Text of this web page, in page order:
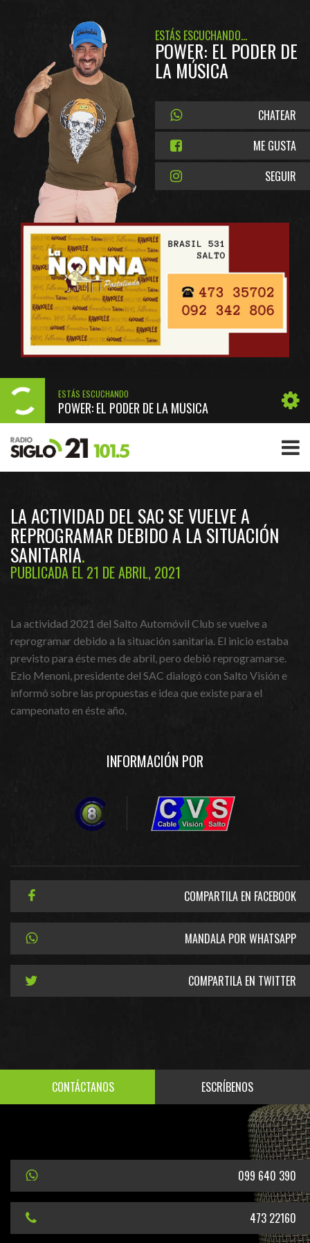
ESTÁS ESCUCHANDO...
POWER: EL PODER DE
LA MÚSICA
CHATEAR
ME GUSTA
SEGUIR
ESTÁS ESCUCHANDO
POWER: EL PODER DE LA MÚSICA
LA ACTIVIDAD DEL SAC SE VUELVE A
REPROGRAMAR DEBIDO A LA SITUACIÓN
SANITARIA
PUBLICADA EL 21 DE ABRIL, 2021
La actividad 2021 del Salto Automóvil Club se vuelve a
reprogramar debido a la situación sanitaria. El inicio estaba
previsto para éste mes de abril, pero debió reprogramarse.
Ezio Menoni, presidente del SAC dialogó con Salto Visión e
informó sobre las propuestas e idea que existe para el
campeonato en éste año.
INFORMACIÓN POR
COMPARTILA EN FACEBOOK
MANDALA POR WHATSAPP
COMPARTILA EN TWITTER
CONTÁCTANOS ESCRÍBENOS
099 640 390
473 22160